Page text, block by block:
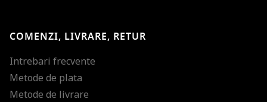
COMENZI, LIVRARE, RETUR
Intrebari frecvente
Metode de plata
Metode de livrare